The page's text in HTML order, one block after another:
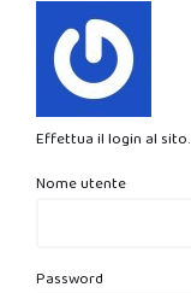
Effettua il login al sito.
Nome utente
Password